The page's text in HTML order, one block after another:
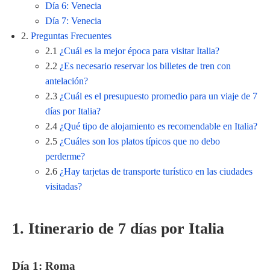
Día 6: Venecia
Día 7: Venecia
2. Preguntas Frecuentes
2.1 ¿Cuál es la mejor época para visitar Italia?
2.2 ¿Es necesario reservar los billetes de tren con
antelación?
2.3 ¿Cuál es el presupuesto promedio para un viaje de 7
días por Italia?
2.4 ¿Qué tipo de alojamiento es recomendable en Italia?
2.5 ¿Cuáles son los platos típicos que no debo
perderme?
2.6 ¿Hay tarjetas de transporte turístico en las ciudades
visitadas?
1. Itinerario de 7 días por Italia
Día 1: Roma